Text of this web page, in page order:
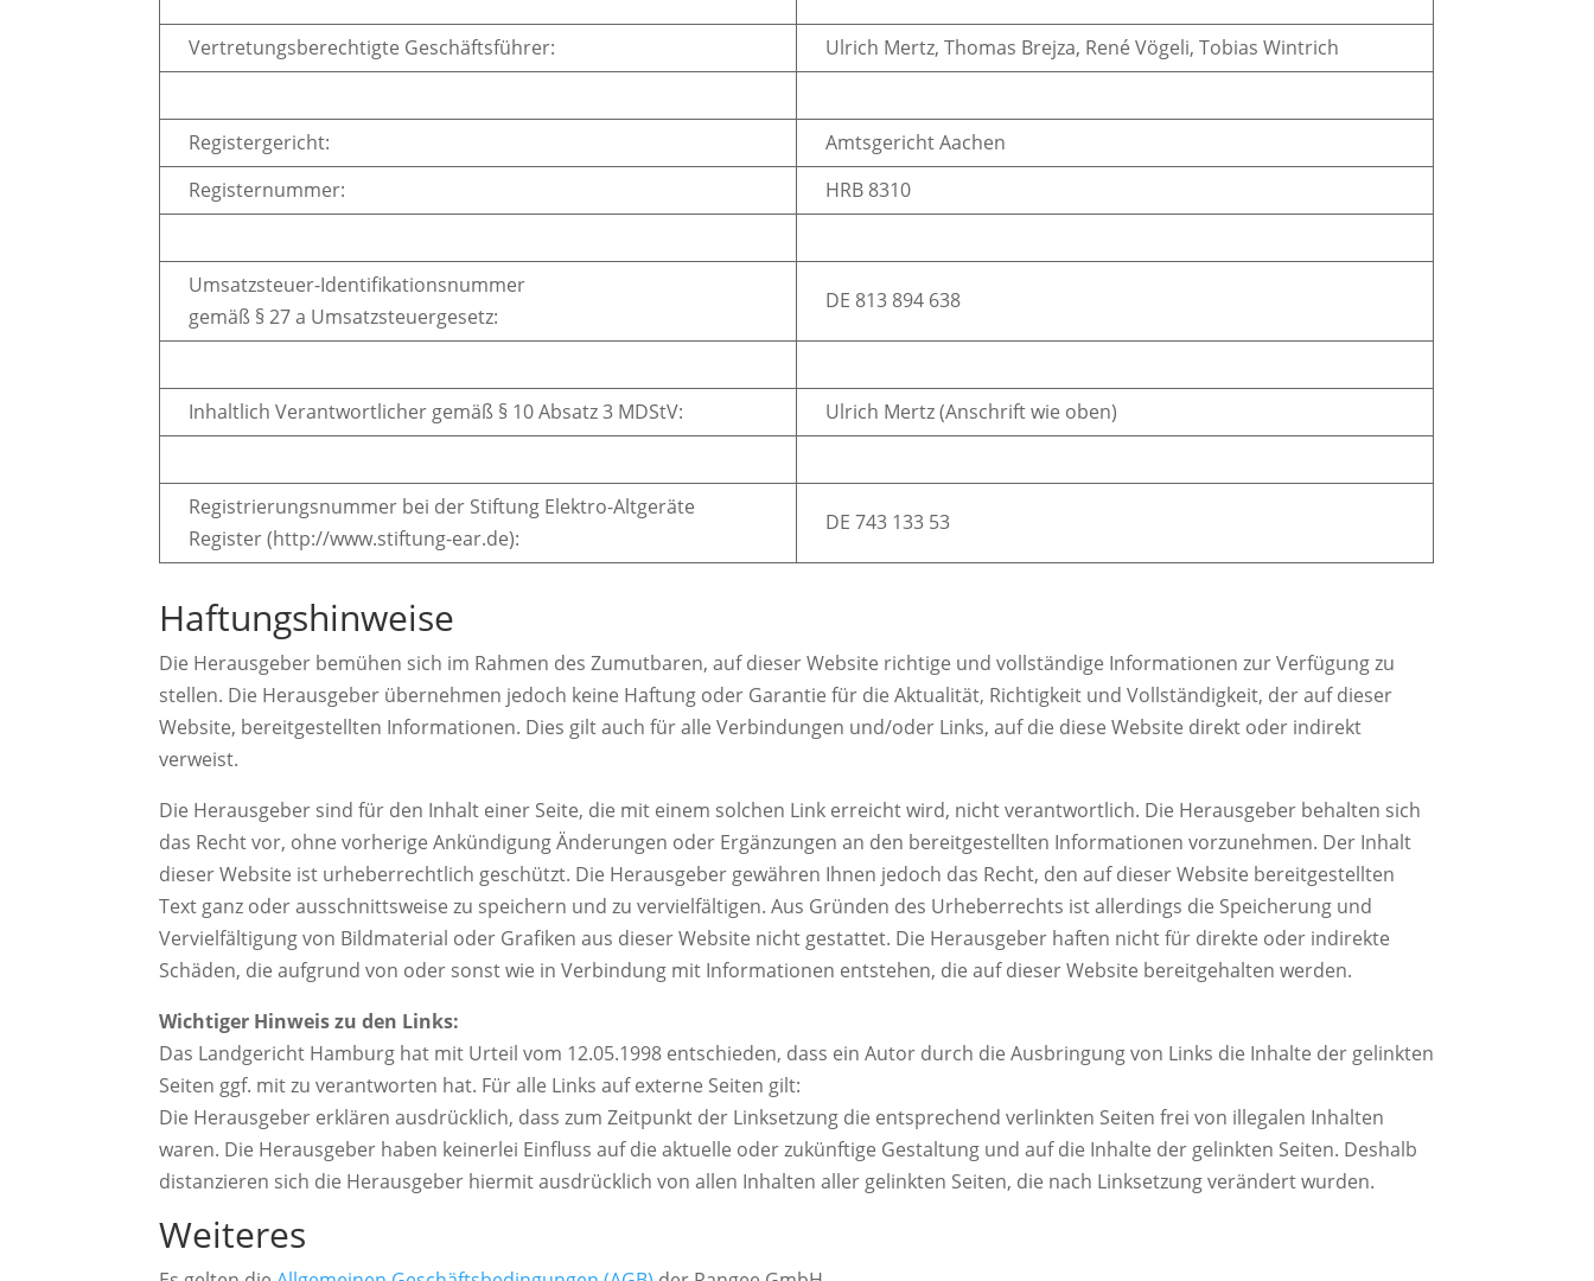
Vertretungsberechtigte Geschäftsführer: Ulrich Mertz, Thomas Brejza, René Vögeli, Tobias Wintrich
Registergericht:
Amtsgericht Aachen
Registernummer:
HRB 8310
Umsatzsteuer-Identifikationsnummer
gemäß § 27 a Umsatzsteuergesetz:
DE 813 894 638
Inhaltlich Verantwortlicher gemäß § 10 Absatz 3 MDStV: Ulrich Mertz (Anschrift wie oben)
Registrierungsnummer bei der Stiftung Elektro-Altgeräte
Register (http://www.stiftung-ear.de):
DE 743 133 53
Haftungshinweise
Die Herausgeber bemühen sich im Rahmen des Zumutbaren, auf dieser Website richtige und vollständige Informationen zur Verfügung zu
stellen. Die Herausgeber übernehmen jedoch keine Haftung oder Garantie für die Aktualität, Richtigkeit und Vollständigkeit, der auf dieser
Website, bereitgestellten Informationen. Dies gilt auch für alle Verbindungen und/oder Links, auf die diese Website direkt oder indirekt
verweist.
Die Herausgeber sind für den Inhalt einer Seite, die mit einem solchen Link erreicht wird, nicht verantwortlich. Die Herausgeber behalten sich
das Recht vor, ohne vorherige Ankündigung Änderungen oder Ergänzungen an den bereitgestellten Informationen vorzunehmen. Der Inhalt
dieser Website ist urheberrechtlich geschützt. Die Herausgeber gewähren Ihnen jedoch das Recht, den auf dieser Website bereitgestellten
Text ganz oder ausschnittsweise zu speichern und zu vervielfältigen. Aus Gründen des Urheberrechts ist allerdings die Speicherung und
Vervielfältigung von Bildmaterial oder Grafiken aus dieser Website nicht gestattet. Die Herausgeber haften nicht für direkte oder indirekte
Schäden, die aufgrund von oder sonst wie in Verbindung mit Informationen entstehen, die auf dieser Website bereitgehalten werden.
Wichtiger Hinweis zu den Links:
Das Landgericht Hamburg hat mit Urteil vom 12.05.1998 entschieden, dass ein Autor durch die Ausbringung von Links die Inhalte der gelinkten
Seiten ggf. mit zu verantworten hat. Für alle Links auf externe Seiten gilt:
Die Herausgeber erklären ausdrücklich, dass zum Zeitpunkt der Linksetzung die entsprechend verlinkten Seiten frei von illegalen Inhalten
waren. Die Herausgeber haben keinerlei Einfluss auf die aktuelle oder zukünftige Gestaltung und auf die Inhalte der gelinkten Seiten. Deshalb
distanzieren sich die Herausgeber hiermit ausdrücklich von allen Inhalten aller gelinkten Seiten, die nach Linksetzung verändert wurden.
Weiteres